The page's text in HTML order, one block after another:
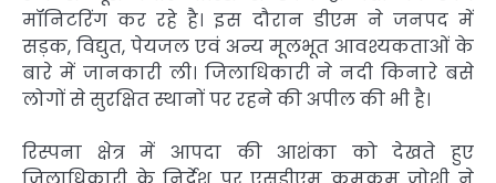
मॉनिटरिंग कर रहे है। इस दौरान डीएम ने जनपद में
सड़क, विद्युत, पेयजल एवं अन्य मूलभूत आवश्यकताओं के
बारे में जानकारी ली। जिलाधिकारी ने नदी किनारे बसे
लोगों से सुरक्षित स्थानों पर रहने की अपील की भी है।
रिस्पना क्षेत्र में आपदा की आशंका को देखते हुए